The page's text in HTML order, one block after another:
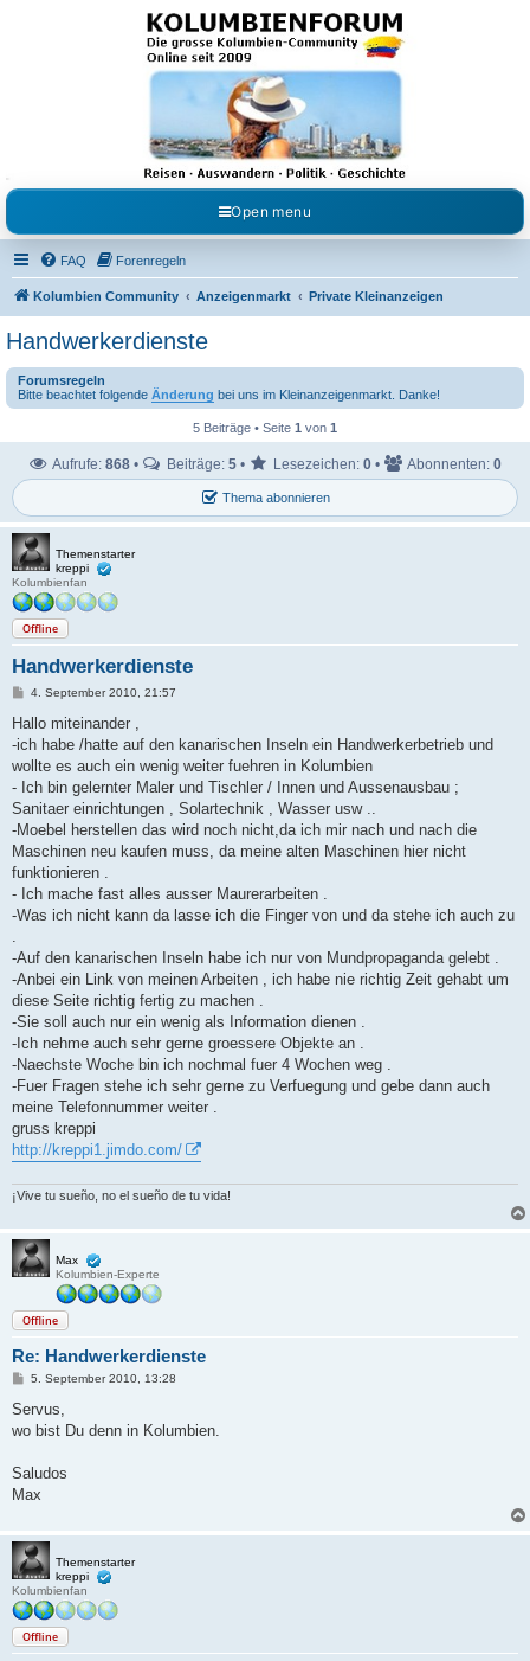
Kolumbienforum - Das
grosse Forum der
Freunde Kolumbiens
Reisen, Auswandern, Kultur, Politik, Geschichte und Visum in Kolumbien und Venezuela.
Austausch, Erfahrungen und Gemeinschaft im Kolumbienforum
Open menu
FAQ Forenregeln
Kolumbien Community Anzeigenmarkt Private Kleinanzeigen
Handwerkerdienste
Forumsregeln
Bitte beachtet folgende Änderung bei uns im Kleinanzeigenmarkt. Danke!
5 Beiträge • Seite 1 von 1
Thema abonnieren
Aufrufe: 868 • Beiträge: 5 • Lesezeichen: 0 • Abonnenten: 0
Themenstarter
kreppi
Kolumbienfan
Offline
Handwerkerdienste
B
i
r
a
4. September 2010, 21:57
Hallo miteinander ,
-ich habe /hatte auf den kanarischen Inseln ein Handwerkerbetrieb und
wollte es auch ein wenig weiter fuehren in Kolumbien
- Ich bin gelernter Maler und Tischler / Innen und Aussenausbau ;
Sanitaer einrichtungen , Solartechnik , Wasser usw ..
-Moebel herstellen das wird noch nicht,da ich mir nach und nach die
Maschinen neu kaufen muss, da meine alten Maschinen hier nicht
funktionieren .
- Ich mache fast alles ausser Maurerarbeiten .
-Was ich nicht kann da lasse ich die Finger von und da stehe ich auch zu
-Auf den kanarischen Inseln habe ich nur von Mundpropaganda gelebt .
-Anbei ein Link von meinen Arbeiten , ich habe nie richtig Zeit gehabt um
diese Seite richtig fertig zu machen .
-Sie soll auch nur ein wenig als Information dienen .
-Ich nehme auch sehr gerne groessere Objekte an .
-Naechste Woche bin ich nochmal fuer 4 Wochen weg .
-Fuer Fragen stehe ich sehr gerne zu Verfuegung und gebe dann auch
meine Telefonnummer weiter .
gruss kreppi
http://kreppi1.jimdo.com/
¡Vive tu sueño, no el sueño de tu vida!
Max
Kolumbien-Experte
Offline
Re: Handwerkerdienste
B
i
r
5. September 2010, 13:28
Servus,
wo bist Du denn in Kolumbien.
Saludos
Max
Themenstarter
kreppi
Kolumbienfan
Offline